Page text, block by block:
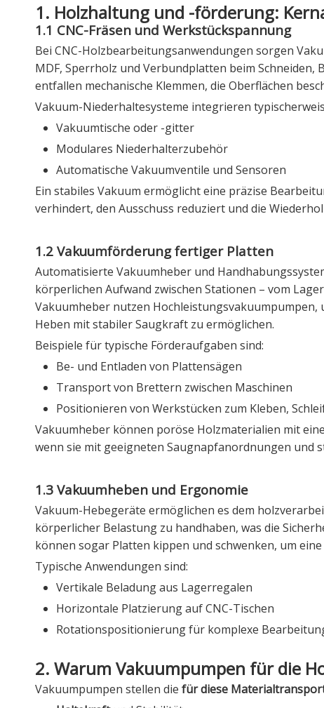
1. Holzhaltung und -förderung:
1.1 CNC-Fräsen und Werkstückspannung
Bei CNC-Holzbearbeitungsanwendungen sorgen
MDF, Sperrholz und Verbundplatten beim
entfallen mechanische Klemmen, die Oberflächen
Vakuum-Niederhaltesysteme integrieren
Vakuumtische oder -gitter
Modulares Niederhalterzubehör
Automatische Vakuumventile und Sensoren
Ein stabiles Vakuum ermöglicht eine präzise
verhindert, den Ausschuss reduziert und die
1.2 Vakuumförderung fertiger Platten
Automatisierte Vakuumheber und
körperlichen Aufwand zwischen Stationen – vom
Vakuumheber nutzen
Heben mit stabiler Saugkraft zu ermöglichen.
Beispiele für typische Förderaufgaben sind:
Be- und Entladen von Plattensägen
Transport von Brettern zwischen Maschinen
Positionieren von Werkstücken zum Kleben,
Vakuumheber können poröse Holzmaterialien mit
wenn sie mit geeigneten Saugnapfanordnungen und
1.3 Vakuumheben und Ergonomie
Vakuum-Hebegeräte ermöglichen es dem
körperlicher Belastung zu handhaben, was die
können sogar Platten kippen und schwenken, um
Typische Anwendungen sind:
Vertikale Beladung aus Lagerregalen
Horizontale Platzierung auf CNC-Tischen
Rotationspositionierung für komplexe
2. Warum Vakuumpumpen für die
Vakuumpumpen stellen die für diese